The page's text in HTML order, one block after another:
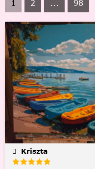
1 2 ... 98
Kriszta